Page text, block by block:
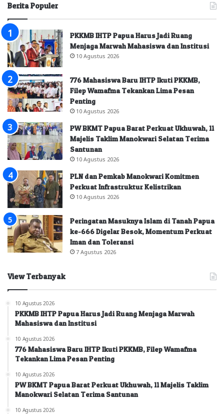
Berita Populer
PKKMB IHTP Papua Harus Jadi Ruang
Menjaga Marwah Mahasiswa dan Institusi
10 Agustus 2026
776 Mahasiswa Baru IHTP Ikuti PKKMB,
Filep Wamafma Tekankan Lima Pesan
Penting
10 Agustus 2026
PW BKMT Papua Barat Perkuat Ukhuwah, 11
Majelis Taklim Manokwari Selatan Terima
Santunan
10 Agustus 2026
PLN dan Pemkab Manokwari Komitmen
Perkuat Infrastruktur Kelistrikan
10 Agustus 2026
Peringatan Masuknya Islam di Tanah Papua
ke-666 Digelar Besok, Momentum Perkuat
Iman dan Toleransi
7 Agustus 2026
View Terbanyak
10 Agustus 2026
PKKMB IHTP Papua Harus Jadi Ruang Menjaga Marwah
Mahasiswa dan Institusi
10 Agustus 2026
776 Mahasiswa Baru IHTP Ikuti PKKMB, Filep Wamafma
Tekankan Lima Pesan Penting
10 Agustus 2026
PW BKMT Papua Barat Perkuat Ukhuwah, 11 Majelis Taklim
Manokwari Selatan Terima Santunan
10 Agustus 2026